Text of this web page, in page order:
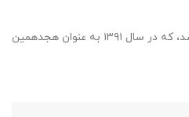
بانک خاورمیانه بانک ایرانی می‌باشد، که در سال ۱۳۹۱ به عنوان هجدهمین